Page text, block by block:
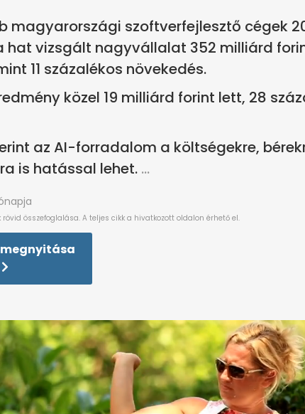
magyarországi szoftverfejlesztő cégek
hat vizsgált nagyvállalat 352 milliárd
11 százalékos növekedés.
közel 19 milliárd forint lett, 28
az AI-forradalom a költségekre,
is hatással lehet.